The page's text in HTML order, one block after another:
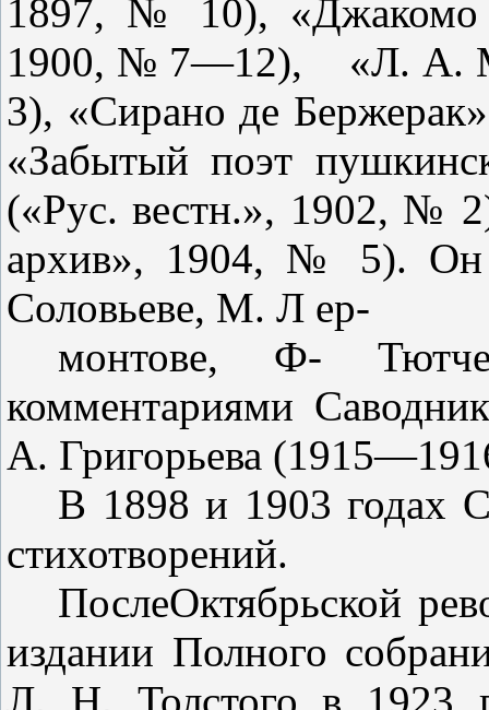
1897, № 10), «Джакомо
1900, № 7—12),
«Л. А.
3), «Сирано де
«Забытый поэт
(«Рус. вестн.», 1902, №
архив», 1904, № 5). Он
Соловьеве, М. Л ер-
монтове, Ф-
комментариями
А. Григорьева
В 1898 и 1903 годах
стихо­творений.
ПослеОктябрьской
изда­нии Полного